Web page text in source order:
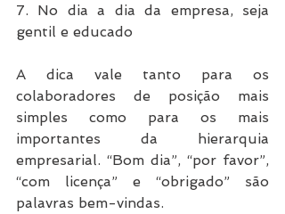
7. No dia a dia da empresa, seja
gentil e educado
A dica vale tanto para os
colaboradores de posição mais
simples como para os mais
importantes da hierarquia
empresarial. “Bom dia”, “por favor”,
“com licença” e “obrigado” são
palavras bem-vindas.